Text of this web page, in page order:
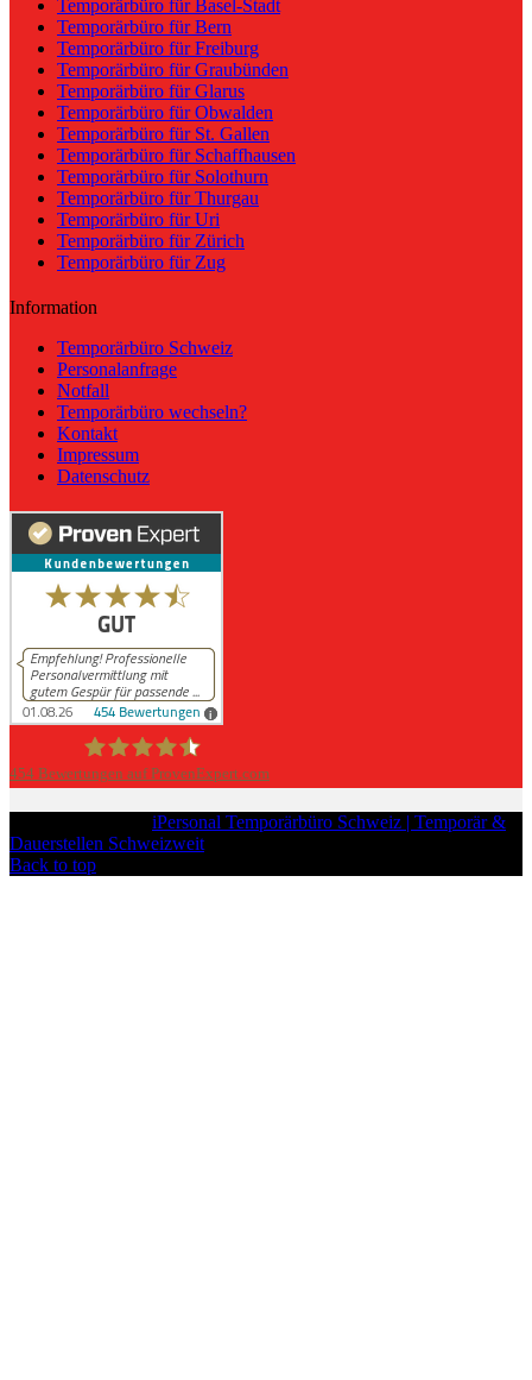
Temporärbüro für Basel-Stadt
Temporärbüro für Bern
Temporärbüro für Freiburg
Temporärbüro für Graubünden
Temporärbüro für Glarus
Temporärbüro für Obwalden
Temporärbüro für St. Gallen
Temporärbüro für Schaffhausen
Temporärbüro für Solothurn
Temporärbüro für Thurgau
Temporärbüro für Uri
Temporärbüro für Zürich
Temporärbüro für Zug
Information
Temporärbüro Schweiz
Personalanfrage
Notfall
Temporärbüro wechseln?
Kontakt
Impressum
Datenschutz
454 Bewertungen auf ProvenExpert.com
iPersonal Temporärbüro Schweiz | Temporär &
Dauerstellen Schweizweit
Back to top